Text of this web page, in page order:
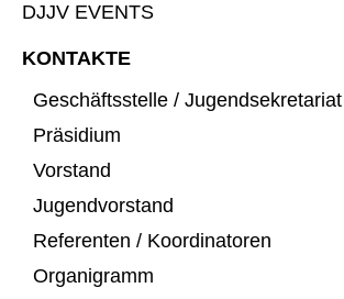
DJJV EVENTS
KONTAKTE
Geschäftsstelle / Jugendsekretariat
Präsidium
Vorstand
Jugendvorstand
Referenten / Koordinatoren
Organigramm